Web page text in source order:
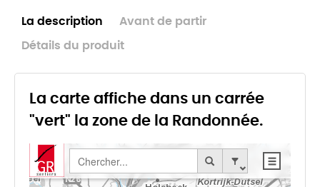
La description Avant de partir
Détails du produit
La carte affiche dans un carrée
"vert" la zone de la Randonnée.